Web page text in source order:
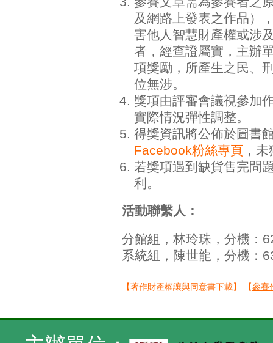
及網路上發表之作品）
害他人智慧財產權或涉
者，經查證屬實，主辦
項獎勵，所產生之民、
位無涉。
獎項由評審會議視參加
實際情況彈性調整。
得獎資訊將公佈於圖書
Facebook粉絲專頁 ，
若獎項遇到缺貨售完問
利。
活動聯繫人：
分館組，林玲珠，分機：
系統組，陳世龍，分機：
【著作財產權讓與同意書下載】 【參賽